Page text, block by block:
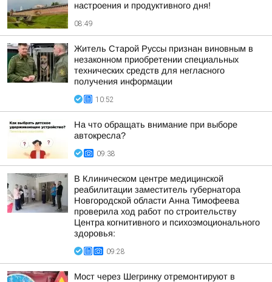
настроения и продуктивного дня!
08:49
Житель Старой Руссы признан виновным в
незаконном приобретении специальных
технических средств для негласного
получения информации
10:52
На что обращать внимание при выборе
автокресла?
09:38
В Клиническом центре медицинской
реабилитации заместитель губернатора
Новгородской области Анна Тимофеева
проверила ход работ по строительству
Центра когнитивного и психоэмоционального
здоровья:
09:28
Мост через Шегринку отремонтируют в